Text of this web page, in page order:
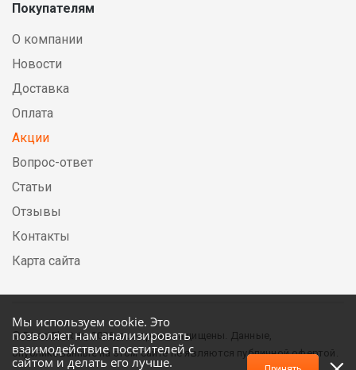
Мы используем cookie. Это
позволяет нам анализировать
взаимодействие посетителей с
сайтом и делать его лучше.
Покупателям
О компании
Новости
Доставка
Оплата
Акции
Вопрос-ответ
Статьи
Отзывы
Контакты
Карта сайта
© DirectElectric, 2026, все права защищены. Данные,
опубликованные на этом сайте не являются публичной офертой.